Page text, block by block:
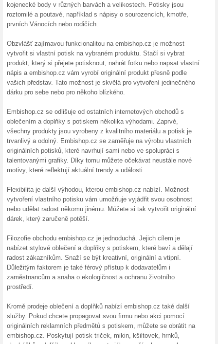
Nakupte v internetovém
doručení budete mít zdarma.
Embishop.cz a nakupte ještě
Skončené nabídky... (8x)
Více o
Nakupování na
Embishop.cz: Originální a